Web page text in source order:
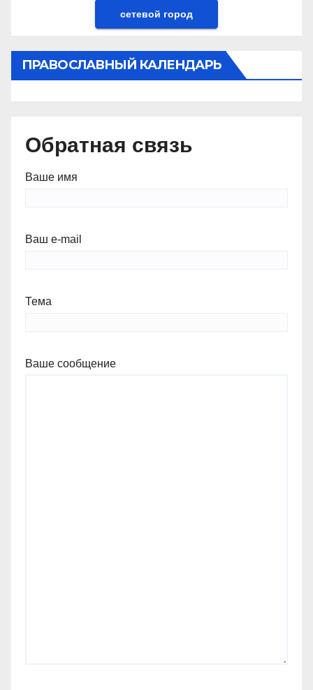
сетевой город
ПРАВОСЛАВНЫЙ КАЛЕНДАРЬ
Обратная связь
Ваше имя
Ваш e-mail
Тема
Ваше сообщение